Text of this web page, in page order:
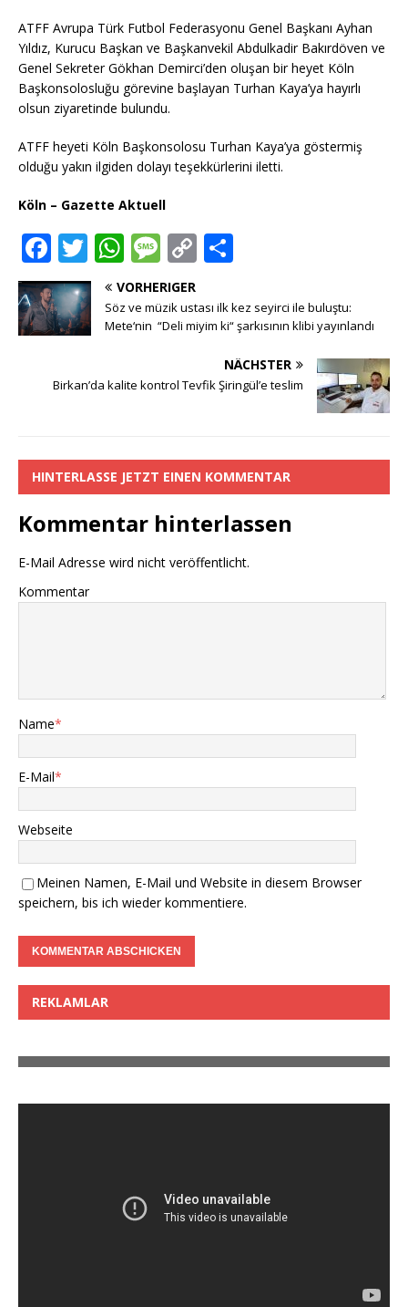
e
b
o
o
k
te
r
s
A
p
p
a
g
e
y
Li
n
n
ATFF Avrupa Türk Futbol Federasyonu Genel Başkanı Ayhan
Yıldız, Kurucu Başkan ve Başkanvekil Abdulkadir Bakırdöven ve
Genel Sekreter Gökhan Demirci’den oluşan bir heyet Köln
Başkonsolosluğu görevine başlayan Turhan Kaya’ya hayırlı
olsun ziyaretinde bulundu.
ATFF heyeti Köln Başkonsolosu Turhan Kaya’ya göstermiş
olduğu yakın ilgiden dolayı teşekkürlerini iletti.
Köln – Gazette Aktuell
F
a
c
e
o
k
T
w
it
te
W
h
at
s
p
M
e
ss
a
e
C
p
y
n
le
n
VORHERIGER
Söz ve müzik ustası ilk kez seyirci ile buluştu:
Mete‘nin “Deli miyim ki“ şarkısının klibi yayınlandı
NÄCHSTER
Birkan’da kalite kontrol Tevfik Şiringül’e teslim
HINTERLASSE JETZT EINEN KOMMENTAR
Kommentar hinterlassen
E-Mail Adresse wird nicht veröffentlicht.
Kommentar
Name*
E-Mail*
Webseite
Meinen Namen, E-Mail und Website in diesem Browser
speichern, bis ich wieder kommentiere.
REKLAMLAR